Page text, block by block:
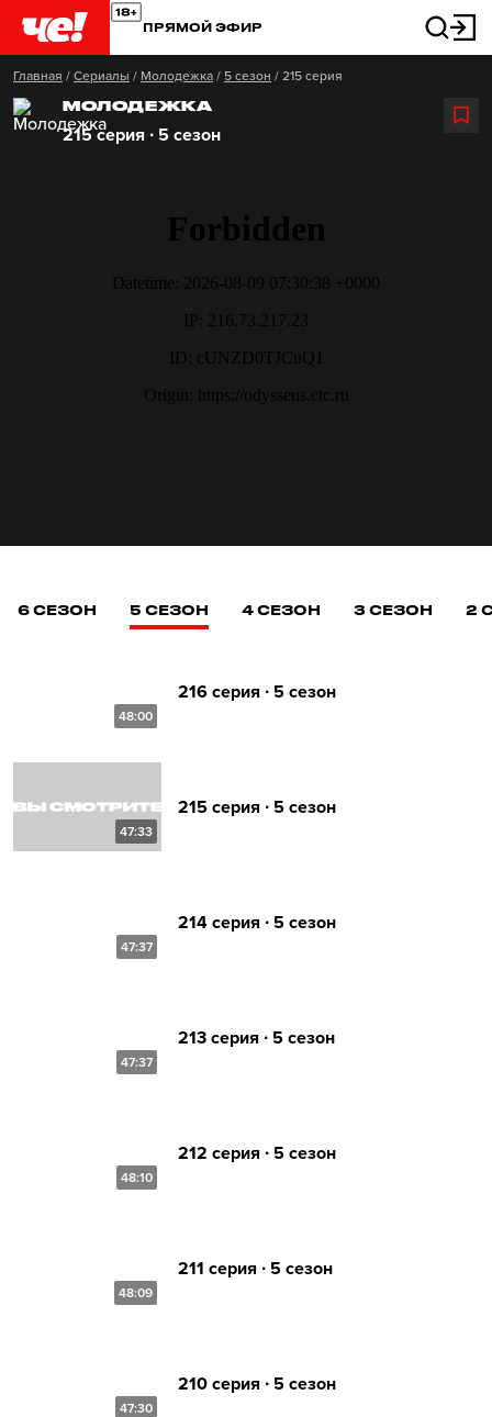
ПРЯМОЙ ЭФИР
Главная / Сериалы / Молодежка / 5 сезон / 215 серия
МОЛОДЕЖКА
215 серия ∙ 5 сезон
6 СЕЗОН 5 СЕЗОН 4 СЕЗОН 3 СЕЗОН 2
48:00
216 серия ∙ 5 сезон
47:33
215 серия ∙ 5 сезон
47:37
214 серия ∙ 5 сезон
47:37
213 серия ∙ 5 сезон
48:10
212 серия ∙ 5 сезон
48:09
211 серия ∙ 5 сезон
47:30
210 серия ∙ 5 сезон